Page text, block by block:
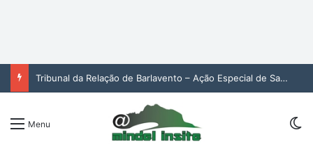
Tribunal da Relação de Barlavento – Ação Especial de Sandra Helena Monteiro Lima (2. pub)
Menu